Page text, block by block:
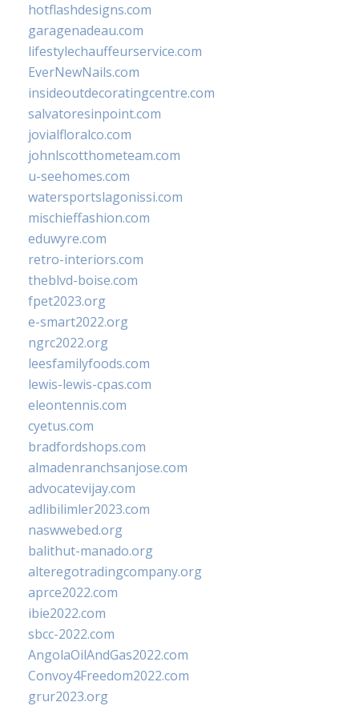
hotflashdesigns.com
garagenadeau.com
lifestylechauffeurservice.com
EverNewNails.com
insideoutdecoratingcentre.com
salvatoresinpoint.com
jovialfloralco.com
johnlscotthometeam.com
u-seehomes.com
watersportslagonissi.com
mischieffashion.com
eduwyre.com
retro-interiors.com
theblvd-boise.com
fpet2023.org
e-smart2022.org
ngrc2022.org
leesfamilyfoods.com
lewis-lewis-cpas.com
eleontennis.com
cyetus.com
bradfordshops.com
almadenranchsanjose.com
advocatevijay.com
adlibilimler2023.com
naswwebed.org
balithut-manado.org
alteregotradingcompany.org
aprce2022.com
ibie2022.com
sbcc-2022.com
AngolaOilAndGas2022.com
Convoy4Freedom2022.com
grur2023.org